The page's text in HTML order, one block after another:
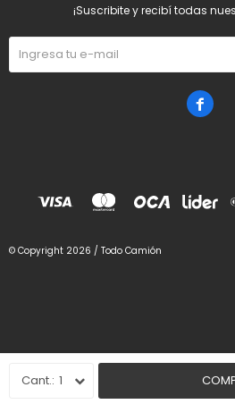
1
¡Suscribite y recibí todas

© Copyright 2026 / Todo Camión